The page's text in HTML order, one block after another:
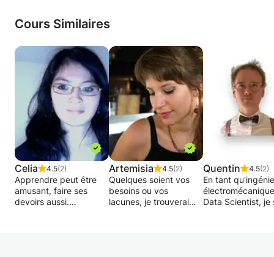
Cours Similaires
Celia 4.5(2)
Apprendre peut être
amusant, faire ses
devoirs aussi.
Artemisia 4.5(2)
Quelques soient vos
besoins ou vos
lacunes, je trouverai
Quentin 4.5(2)
En tant
Data Scientist, je